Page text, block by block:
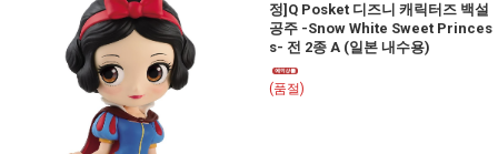
정]Q Posket 디즈니 캐릭터즈 백설
공주 -Snow White Sweet Princes
s- 전 2종 A (일본 내수용)
(품절)